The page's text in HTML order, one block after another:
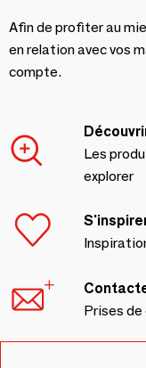
Afin de profiter au
en relation avec vos
compte.
Les
explorer
Prises